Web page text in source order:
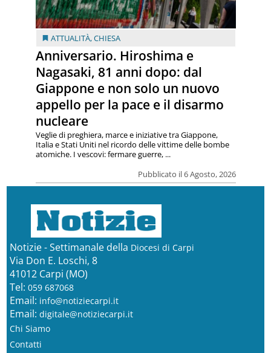
ATTUALITÀ,CHIESA
Anniversario. Hiroshima e
Nagasaki, 81 anni dopo: dal
Giappone e non solo un nuovo
appello per la pace e il disarmo
nucleare
Pubblicato il 6 Agosto, 2026
Veglie di preghiera, marce e iniziative tra Giappone,
Italia e Stati Uniti nel ricordo delle vittime delle bombe
atomiche. I vescovi: fermare guerre, ...
Notizie - Settimanale della Diocesi di Carpi
Via Don E. Loschi, 8
41012 Carpi (MO)
Tel: 059 687068
Email: info@notiziecarpi.it
Email: digitale@notiziecarpi.it
Chi Siamo
Contatti